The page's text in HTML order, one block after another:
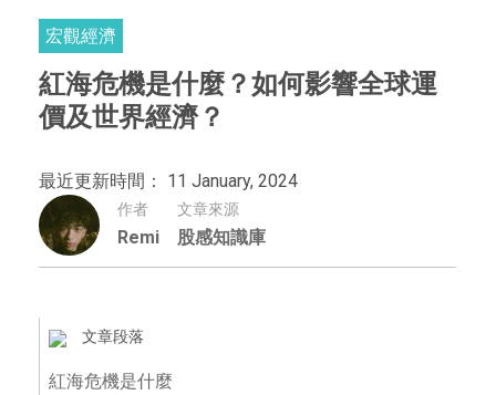
宏觀經濟
紅海危機是什麼？如何影響全球運
價及世界經濟？
最近更新時間： 11 January, 2024
作者
Remi
文章來源
股感知識庫
文章段落
紅海危機是什麼